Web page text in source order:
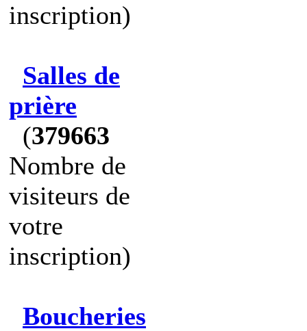
inscription)
Salles de
prière
(379663
Nombre de
visiteurs de
votre
inscription)
Boucheries